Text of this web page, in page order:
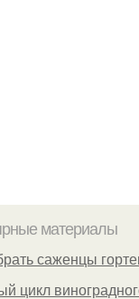
материалы
саженцы
цикл